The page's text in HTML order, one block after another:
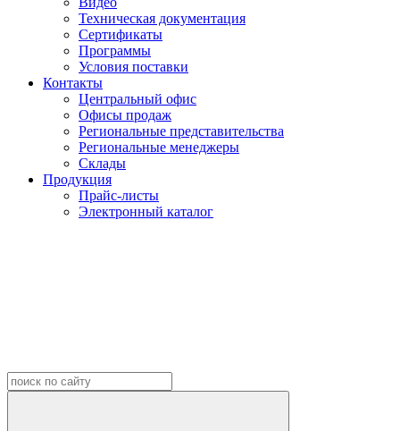
Техническая документация
Сертификаты
Программы
Условия поставки
Контакты
Центральный офис
Офисы продаж
Региональные представительства
Региональные менеджеры
Склады
Продукция
Прайс-листы
Электронный каталог